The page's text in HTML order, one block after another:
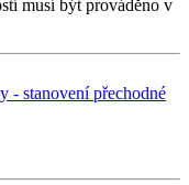
musí být prováděno v
- stanovení přechodné